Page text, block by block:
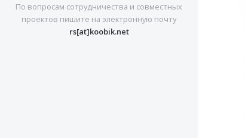
По вопросам сотрудничества и совместных
проектов пишите на электронную почту
rs[at]koobik.net